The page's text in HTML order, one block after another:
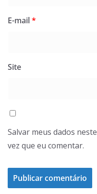
E-mail*
Site
Salvar meus dados
vez que eu comentar.